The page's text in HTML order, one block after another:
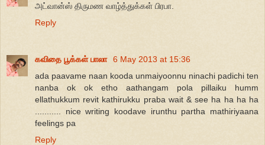
அட்வான்ஸ் திருமண வாழ்த்துக்கள் பிரபா.
Reply
கவிதை பூக்கள் பாலா 6 May 2013 at 15:36
ada paavame naan kooda unmaiyoonnu ninachi padichi ten
nanba ok ok etho aathangam pola pillaiku humm
ellathukkum revit kathirukku praba wait & see ha ha ha ha
........... nice writing koodave irunthu partha mathiriyaana
feelings pa
Reply